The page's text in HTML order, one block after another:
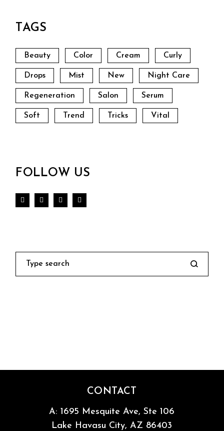
TAGS
Beauty Color Cream Curly
Drops Mist New Night Care
Regeneration Salon Serum
Soft Trend Tricks Vital
FOLLOW US
CONTACT
A:1695 Mesquite Ave, Ste 106
Lake Havasu City, AZ 86403